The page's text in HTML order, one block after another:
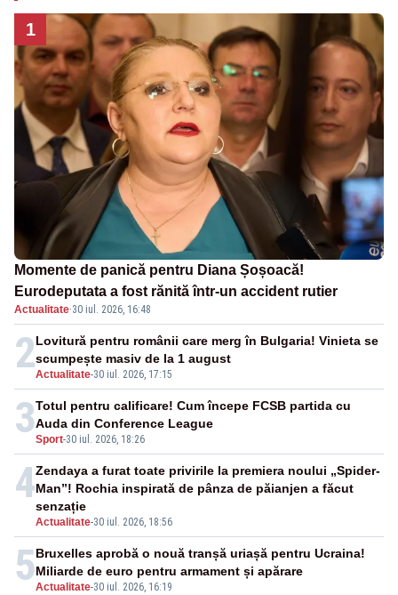
1
Momente de panică pentru Diana Șoșoacă!
Eurodeputata a fost rănită într-un accident rutier
Actualitate·30 iul. 2026, 16:48
2Actualitate-30 iul. 2026, 17:15
Lovitură pentru românii care merg în Bulgaria! Vinieta se
scumpește masiv de la 1 august
3Sport-30 iul. 2026, 18:26
Totul pentru calificare! Cum începe FCSB partida cu
Auda din Conference League
4
Actualitate-30 iul. 2026, 18:56
Zendaya a furat toate privirile la premiera noului „Spider-
Man”! Rochia inspirată de pânza de păianjen a făcut
senzație
5Actualitate-30 iul. 2026, 16:19
Bruxelles aprobă o nouă tranșă uriașă pentru Ucraina!
Miliarde de euro pentru armament și apărare